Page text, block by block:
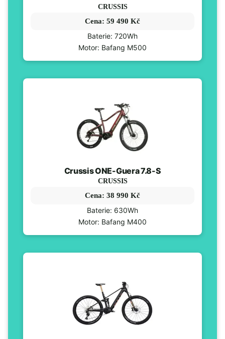
CRUSSIS
Cena: 59 490 Kč
Baterie: 720Wh
Motor: Bafang M500
Crussis ONE-Guera 7.8-S
CRUSSIS
Cena: 38 990 Kč
Baterie: 630Wh
Motor: Bafang M400